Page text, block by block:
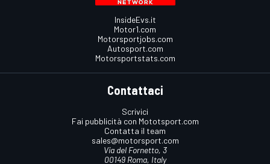
InsideEvs.it
Motor1.com
Motorsportjobs.com
Autosport.com
Motorsportstats.com
Contattaci
Scrivici
Fai pubblicità con Mototsport.com
Contatta il team
sales@motorsport.com
Via del Fornetto, 3
00149 Roma, Italy